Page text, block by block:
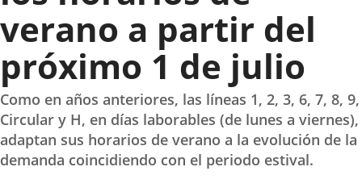
verano a partir del
próximo 1 de julio
Como en años anteriores, las líneas 1, 2, 3, 6, 7, 8, 9,
Circular y H, en días laborables (de lunes a viernes),
adaptan sus horarios de verano a la evolución de la
demanda coincidiendo con el periodo estival.